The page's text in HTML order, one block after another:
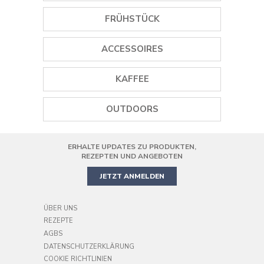
EISMASCHINEN
STABMIXER
MINI STANDMIXER
STANDMIXER
SMOOTHIE MAKER
HANDMIXER
PRÄZISIONS-KÜCHENMASCHINE
GRILLS
PLANCHA GRILLS
DAMPFGARER
REISKOCHER
PIZZAOFEN
MINIBACKOFEN
FRÜHSTÜCK
TOASTER
SAFTPRESSEN
ACCESSOIRES
GEWÜRZMÜHLEN
KOCHGESCHIRR
KAFFEE
OUTDOORS
ERHALTE UPDATES ZU PRODUKTEN,
REZEPTEN UND ANGEBOTEN
JETZT ANMELDEN
ÜBER UNS
REZEPTE
AGBS
DATENSCHUTZERKLÄRUNG
COOKIE RICHTLINIEN